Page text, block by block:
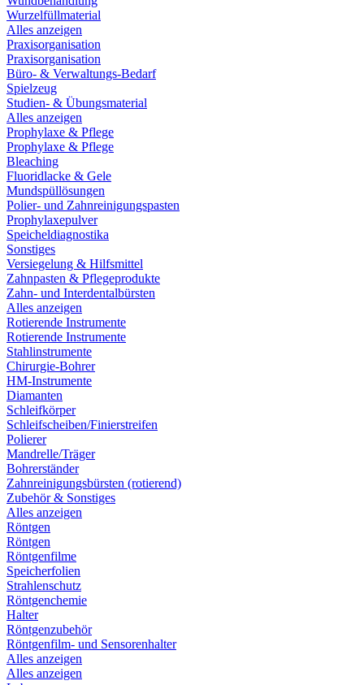
Wurzelfüllmaterial
Alles anzeigen
Praxisorganisation
Praxisorganisation
Büro- & Verwaltungs-Bedarf
Spielzeug
Studien- & Übungsmaterial
Alles anzeigen
Prophylaxe & Pflege
Prophylaxe & Pflege
Bleaching
Fluoridlacke & Gele
Mundspüllösungen
Polier- und Zahnreinigungspasten
Prophylaxepulver
Speicheldiagnostika
Sonstiges
Versiegelung & Hilfsmittel
Zahnpasten & Pflegeprodukte
Zahn- und Interdentalbürsten
Alles anzeigen
Rotierende Instrumente
Rotierende Instrumente
Stahlinstrumente
Chirurgie-Bohrer
HM-Instrumente
Diamanten
Schleifkörper
Schleifscheiben/Finierstreifen
Polierer
Mandrelle/Träger
Bohrerständer
Zahnreinigungsbürsten (rotierend)
Zubehör & Sonstiges
Alles anzeigen
Röntgen
Röntgen
Röntgenfilme
Speicherfolien
Strahlenschutz
Röntgenchemie
Halter
Röntgenzubehör
Röntgenfilm- und Sensorenhalter
Alles anzeigen
Alles anzeigen